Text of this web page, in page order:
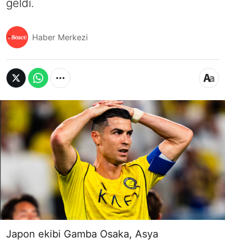
geldi.
Haber Merkezi
Japon ekibi Gamba Osaka, Asya